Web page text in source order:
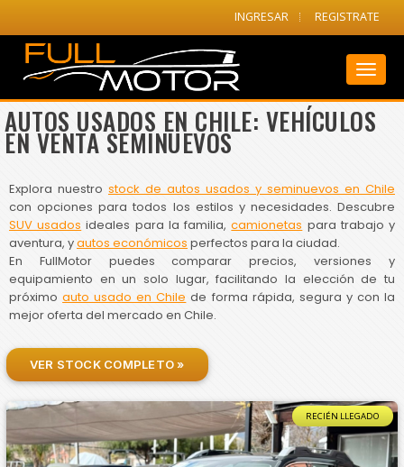
INGRESAR REGISTRATE
AUTOS USADOS EN CHILE: VEHÍCULOS
EN VENTA SEMINUEVOS
Explora nuestro stock de autos usados y seminuevos en Chile
con opciones para todos los estilos y necesidades. Descubre
SUV usados ideales para la familia,camionetas para trabajo y
aventura, yautos económicos perfectos para la ciudad.
En FullMotor puedes comparar precios, versiones y
equipamiento en un solo lugar, facilitando la elección de tu
próximoauto usado en Chile de forma rápida, segura y con la
mejor oferta del mercado en Chile.
VER STOCK COMPLETO »
RECIÉN LLEGADO